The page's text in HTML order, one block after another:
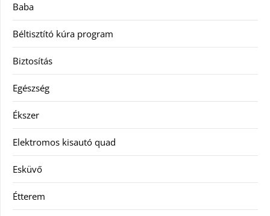
Baba
Béltisztító kúra program
Biztosítás
Egészség
Ékszer
Elektromos kisautó quad
Esküvő
Étterem